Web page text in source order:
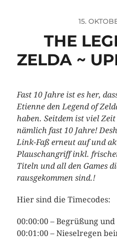
15.
THE
ZELDA ~
Fast 10 Jahre ist es her,
Etienne den Legend of
haben. Seitdem ist viel
nämlich fast 10 Jahre!
Link-Faß erneut auf und
Plauschangriff inkl.
Titeln und all den Games
rausgekommen sind.!
Hier sind die Timecodes:
00:00:00 – Begrüßung
00:01:00 – Nieselregen